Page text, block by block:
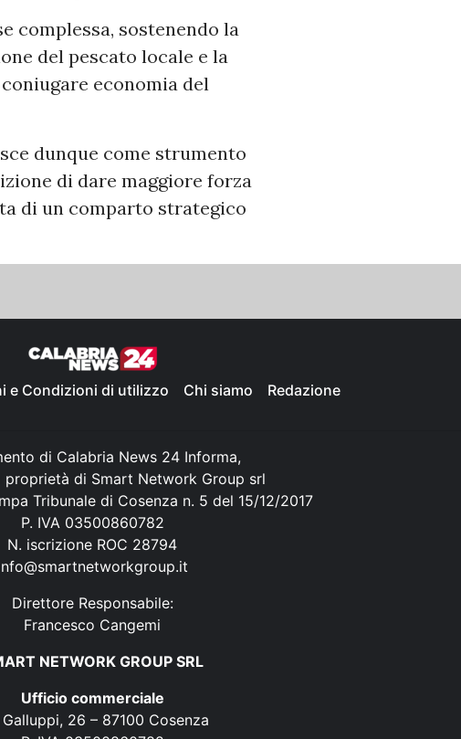
complessa, sostenendo la
del pescato locale e la
economia del
dunque come strumento
di dare maggiore forza
di un comparto strategico
e Condizioni di utilizzo Chi siamo Redazione
di Calabria News 24 Informa,
di Smart Network Group srl
Tribunale di Cosenza n. 5 del 15/12/2017
P. IVA 03500860782
N. iscrizione ROC 28794
Direttore Responsabile:
Francesco Cangemi
NETWORK GROUP SRL
Ufficio commerciale
26 – 87100 Cosenza